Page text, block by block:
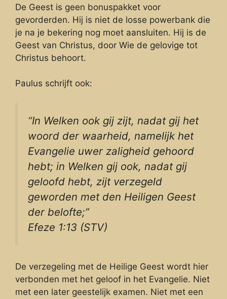
De Geest is geen bonuspakket voor
gevorderden. Hij is niet de losse powerbank die
je na je bekering nog moet aansluiten. Hij is de
Geest van Christus, door Wie de gelovige tot
Christus behoort.
Paulus schrijft ook:
“In Welken ook gij zijt, nadat gij het
woord der waarheid, namelijk het
Evangelie uwer zaligheid gehoord
hebt; in Welken gij ook, nadat gij
geloofd hebt, zijt verzegeld
geworden met den Heiligen Geest
der belofte;”
Efeze 1:13 (STV)
De verzegeling met de Heilige Geest wordt hier
verbonden met het geloof in het Evangelie. Niet
met een later geestelijk examen. Niet met een